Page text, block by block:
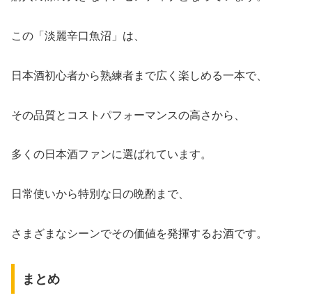
この「淡麗辛口魚沼」は、
日本酒初心者から熟練者まで広く楽しめる一本で、
その品質とコストパフォーマンスの高さから、
多くの日本酒ファンに選ばれています。
日常使いから特別な日の晩酌まで、
さまざまなシーンでその価値を発揮するお酒です。
まとめ